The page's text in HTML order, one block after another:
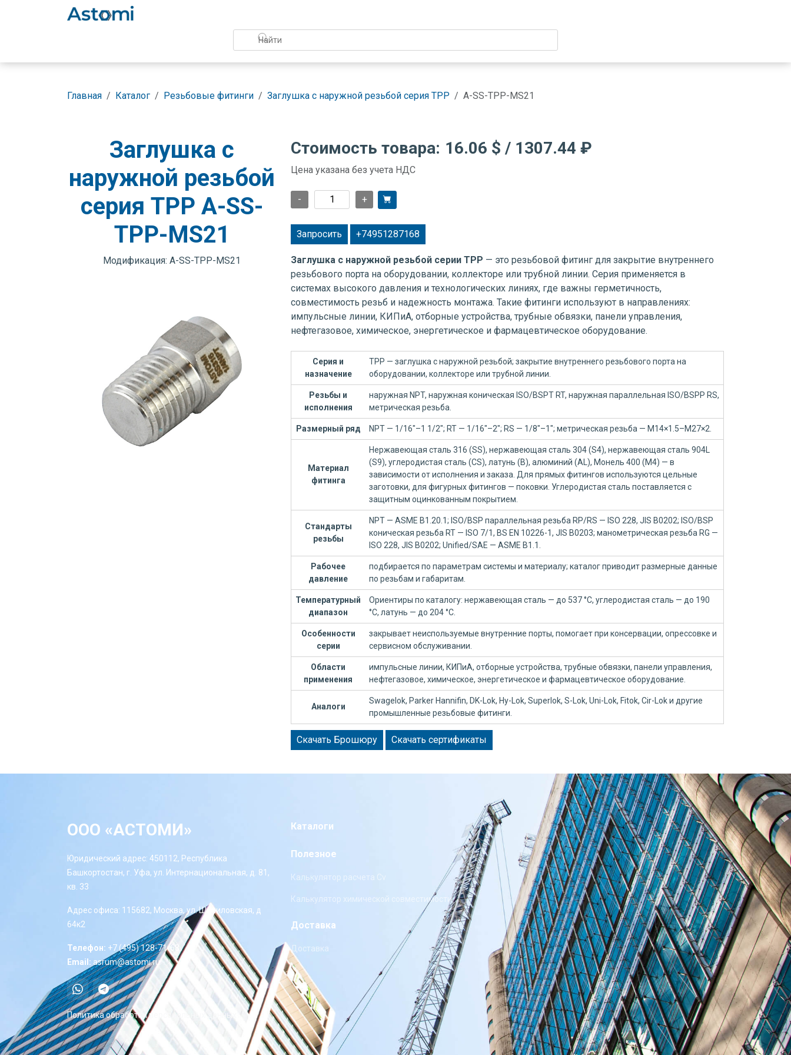
Главная Каталог Резьбовые фитинги Заглушка с наружной резьбой серия TPP A-SS-TPP-MS21
Заглушка с
наружной резьбой
серия TPP A-SS-
TPP-MS21
Модификация: A-SS-TPP-MS21
Стоимость товара: 16.06 $ / 1307.44 ₽
Цена указана без учета НДС
- +
Запросить +74951287168
Заглушка с наружной резьбой серии TPP — это резьбовой фитинг для закрытие внутреннего
резьбового порта на оборудовании, коллекторе или трубной линии. Серия применяется в
системах высокого давления и технологических линиях, где важны герметичность,
совместимость резьб и надежность монтажа. Такие фитинги используют в направлениях:
импульсные линии, КИПиА, отборные устройства, трубные обвязки, панели управления,
нефтегазовое, химическое, энергетическое и фармацевтическое оборудование.
Серия и
назначение
TPP — заглушка с наружной резьбой; закрытие внутреннего резьбового порта на
оборудовании, коллекторе или трубной линии.
Резьбы и
исполнения
наружная NPT, наружная коническая ISO/BSPT RT, наружная параллельная ISO/BSPP RS,
метрическая резьба.
Размерный ряд NPT — 1/16"–1 1/2"; RT — 1/16"–2"; RS — 1/8"–1"; метрическая резьба — M14×1.5–M27×2.
Материал
фитинга
Нержавеющая сталь 316 (SS), нержавеющая сталь 304 (S4), нержавеющая сталь 904L
(S9), углеродистая сталь (CS), латунь (B), алюминий (AL), Монель 400 (M4) — в
зависимости от исполнения и заказа. Для прямых фитингов используются цельные
заготовки, для фигурных фитингов — поковки. Углеродистая сталь поставляется с
защитным оцинкованным покрытием.
Стандарты
резьбы
NPT — ASME B1.20.1; ISO/BSP параллельная резьба RP/RS — ISO 228, JIS B0202; ISO/BSP
коническая резьба RT — ISO 7/1, BS EN 10226-1, JIS B0203; манометрическая резьба RG —
ISO 228, JIS B0202; Unified/SAE — ASME B1.1.
Рабочее
давление
подбирается по параметрам системы и материалу; каталог приводит размерные данные
по резьбам и габаритам.
Температурный
диапазон
Ориентиры по каталогу: нержавеющая сталь — до 537 °C, углеродистая сталь — до 190
°C, латунь — до 204 °C.
Особенности
серии
закрывает неиспользуемые внутренние порты, помогает при консервации, опрессовке и
сервисном обслуживании.
Области
применения
импульсные линии, КИПиА, отборные устройства, трубные обвязки, панели управления,
нефтегазовое, химическое, энергетическое и фармацевтическое оборудование.
Аналоги
Swagelok, Parker Hannifin, DK-Lok, Hy-Lok, Superlok, S-Lok, Uni-Lok, Fitok, Cir-Lok и другие
промышленные резьбовые фитинги.
Скачать Брошюру Скачать сертификаты
ООО «АСТОМИ»
Юридический адрес: 450112, Республика
Башкортостан, г. Уфа, ул. Интернациональная, д. 81,
кв. 33
Адрес офиса: 115682, Москва, ул. Шипиловская, д
64к2
Телефон: +7 (495) 128-71-68
Email: asrum@astomi.ru
Политика обработки персональных данных
Каталоги
Полезное
Калькулятор расчета Cv
Калькулятор химической совместимости
Доставка
Доставка